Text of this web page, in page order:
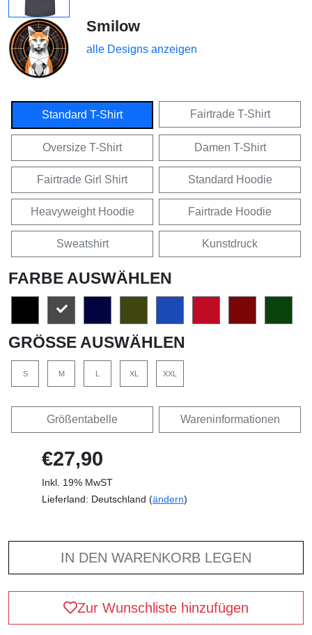
Smilow
alle Designs anzeigen
Standard T-Shirt Fairtrade T-Shirt
Oversize T-Shirt Damen T-Shirt
Fairtrade Girl Shirt Standard Hoodie
Heavyweight Hoodie Fairtrade Hoodie
Sweatshirt Kunstdruck
FARBE AUSWÄHLEN
GRÖSSE AUSWÄHLEN
S M L XL XXL
Größentabelle Wareninformationen
€27,90
Inkl. 19% MwST
Lieferland: Deutschland (ändern)
IN DEN WARENKORB LEGEN
Zur Wunschliste hinzufügen